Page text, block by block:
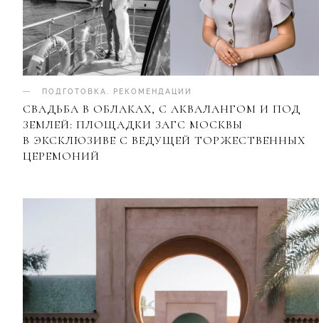
ПОДГОТОВКА РЕКОМЕНДАЦИИ
СВАДЬБА В ОБЛАКАХ, С АКВАЛАНГОМ И ПОД
ЗЕМЛЕЙ: ПЛОЩАДКИ ЗАГС МОСКВЫ
В ЭКСКЛЮЗИВЕ С ВЕДУЩЕЙ ТОРЖЕСТВЕННЫХ
ЦЕРЕМОНИЙ